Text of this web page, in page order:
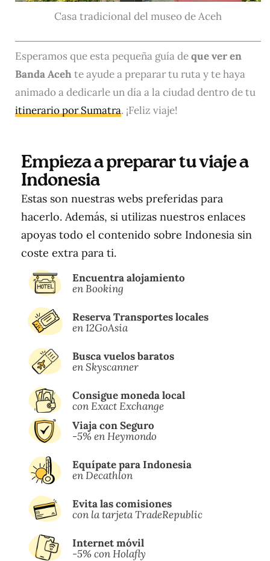
Casa tradicional del museo de Aceh
Esperamos que esta pequeña guía deque ver en
Banda Acehte ayude a preparar tu ruta y te haya
animado a dedicarle un día a la ciudad dentro de tu
itinerario por Sumatra. ¡Feliz viaje!
Empieza a preparar tu viaje a
Indonesia
Estas son nuestras webs preferidas para
hacerlo. Además, si utilizas nuestros enlaces
apoyas todo el contenido sobre Indonesia sin
coste extra para ti.
Encuentra alojamiento
en Booking
Reserva Transportes locales
en 12GoAsia
Busca vuelos baratos
en Skyscanner
Consigue moneda local
con Exact Exchange
Viaja con Seguro
-5% en Heymondo
Equípate para Indonesia
en Decathlon
Evita las comisiones
con la tarjeta TradeRepublic
Internet móvil
-5% con Holafly